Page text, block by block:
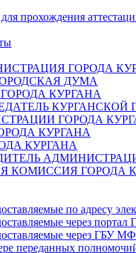
прохождения
ГОРОДА
ДУМА
КУРГАНА
КУРГАНСКОЙ
ГОРОДА
КУРГАНА
КУРГАНА
КОМИССИЯ ГОРОДА
по адресу
через портал
через ГБУ
переданных